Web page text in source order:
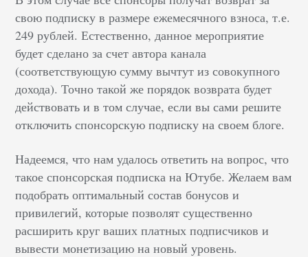
свою подписку в размере ежемесячного взноса, т.е.
249 рублей. Естественно, данное мероприятие
будет сделано за счет автора канала
(соответствующую сумму вычтут из совокупного
дохода). Точно такой же порядок возврата будет
действовать и в том случае, если вы сами решите
отключить спонсорскую подписку на своем блоге.
Надеемся, что нам удалось ответить на вопрос, что
такое спонсорская подписка на Ютубе. Желаем вам
подобрать оптимальный состав бонусов и
привилегий, которые позволят существенно
расширить круг ваших платных подписчиков и
вывести монетизацию на новый уровень.